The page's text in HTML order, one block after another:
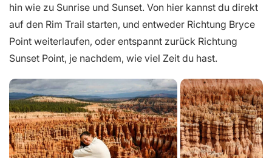
hin wie zu Sunrise und Sunset. Von hier kannst du direkt
auf den Rim Trail starten, und entweder Richtung Bryce
Point weiterlaufen, oder entspannt zurück Richtung
Sunset Point, je nachdem, wie viel Zeit du hast.